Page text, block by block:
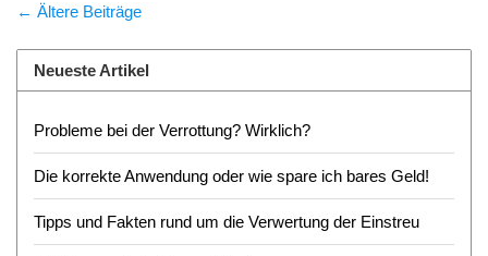
← Ältere Beiträge
Neueste Artikel
Probleme bei der Verrottung? Wirklich?
Die korrekte Anwendung oder wie spare ich bares Geld!
Tipps und Fakten rund um die Verwertung der Einstreu